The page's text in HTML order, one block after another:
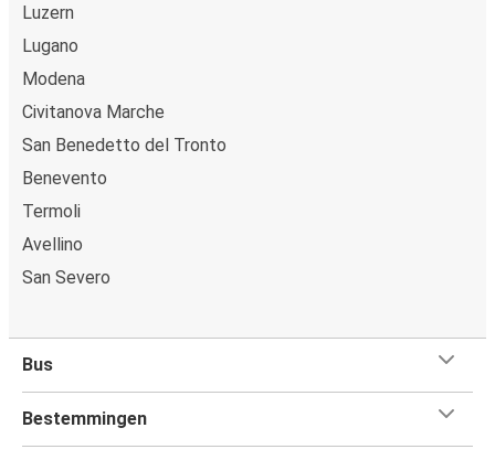
Luzern
Lugano
Modena
Civitanova Marche
San Benedetto del Tronto
Benevento
Termoli
Avellino
San Severo
Bus
Bestemmingen